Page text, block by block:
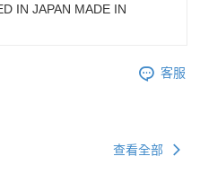
IN JAPAN MADE IN
客服
查看全部